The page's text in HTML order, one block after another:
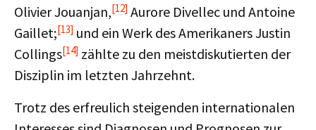
Olivier Jouanjan,[12] Aurore Divellec und Antoine
Gaillet;[13] und ein Werk des Amerikaners Justin
Collings[14] zählte zu den meistdiskutierten der
Disziplin im letzten Jahrzehnt.
Trotz des erfreulich steigenden internationalen